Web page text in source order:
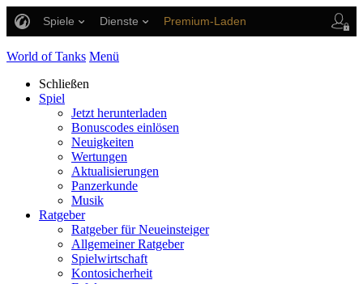
Spiele Dienste Premium-Laden
World of Tanks Menü
Schließen
Spiel
Jetzt herunterladen
Bonuscodes einlösen
Neuigkeiten
Wertungen
Aktualisierungen
Panzerkunde
Musik
Ratgeber
Ratgeber für Neueinsteiger
Allgemeiner Ratgeber
Spielwirtschaft
Kontosicherheit